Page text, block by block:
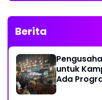
Berita
untuk
Ada